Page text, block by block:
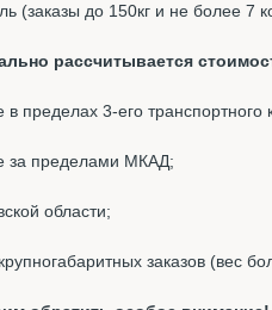
(заказы до 150кг и не более 7
рассчитывается
пределах 3-его транспортного
за пределами МКАД;
области;
заказов (вес